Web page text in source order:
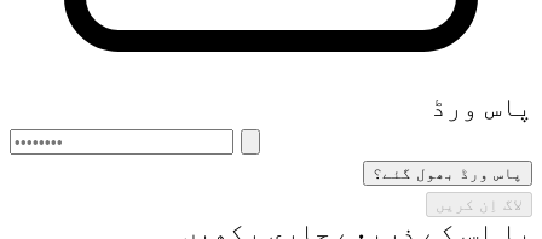
پاس ورڈ
پاس ورڈ بھول گئے؟
لاگ اِن کریں
یا اس کے ذریعے جاری رکھیں